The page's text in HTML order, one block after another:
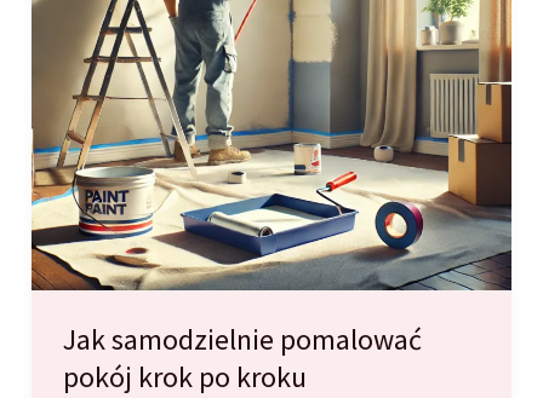
Jak samodzielnie pomalować
pokój krok po kroku